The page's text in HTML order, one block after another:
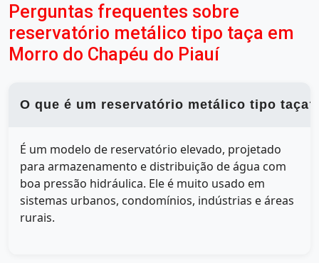
Perguntas frequentes sobre
reservatório metálico tipo taça em
Morro do Chapéu do Piauí
O que é um reservatório metálico tipo taça?
É um modelo de reservatório elevado, projetado
para armazenamento e distribuição de água com
boa pressão hidráulica. Ele é muito usado em
sistemas urbanos, condomínios, indústrias e áreas
rurais.